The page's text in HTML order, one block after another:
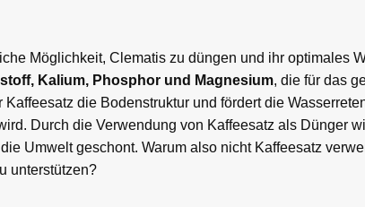
Möglichkeit, Clematis zu düngen und ihr optimales
Kalium, Phosphor und Magnesium, die für das
die Bodenstruktur und fördert die
Durch die Verwendung von Kaffeesatz als Dünger
Umwelt geschont. Warum also nicht Kaffeesatz
unterstützen?